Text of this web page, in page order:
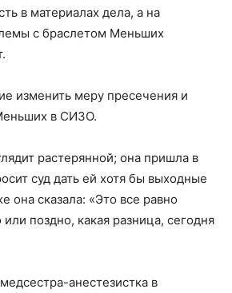
в материалах дела, а на
с браслетом Меньших
изменить меру пресечения и
в СИЗО.
растерянной; она пришла в
суд дать ей хотя бы выходные
она сказала: «Это все равно
поздно, какая разница, сегодня
анестезистка в